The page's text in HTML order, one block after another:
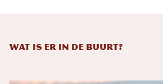
Wat is er in de buurt?